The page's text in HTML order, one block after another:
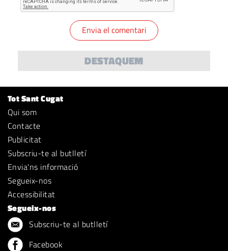
DESTAQUEM
Tot Sant Cugat
Qui som
Contacte
Publicitat
Subscriu-te al butlletí
Envia'ns informació
Segueix-nos
Accessibilitat
Segueix-nos
Subscriu-te al butlletí
Facebook